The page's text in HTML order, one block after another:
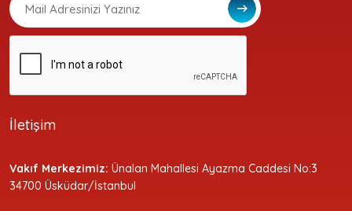
İletişim
Vakıf Merkezimiz: Ünalan Mahallesi Ayazma Caddesi No:3
34700 Üsküdar/İstanbul